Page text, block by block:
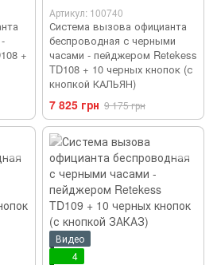
+
Артикул: 100740
Система вызова официанта
беспроводная с черными
часами - пейджером Retekess
TD108 + 10 черных кнопок (с
кнопкой КАЛЬЯН)
7 825 грн 9 175 грн
Видео
4